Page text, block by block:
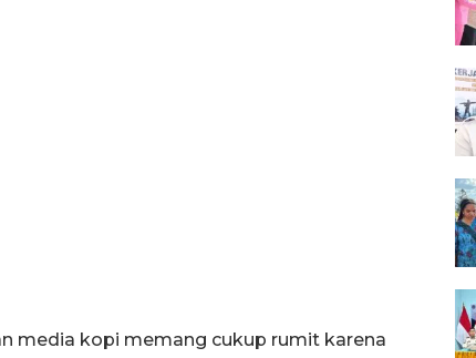
media kopi memang cukup rumit karena